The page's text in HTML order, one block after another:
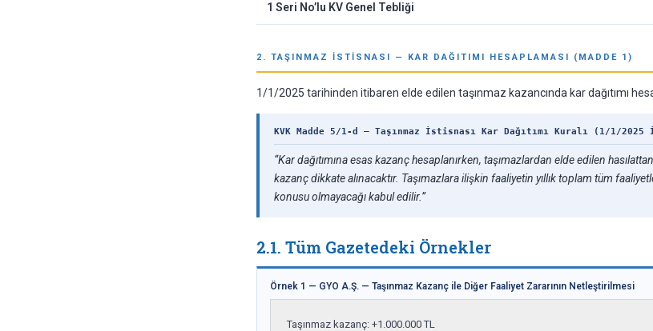
1 Seri No’lu KV Genel Tebliği
2. TAŞINMAZ İSTISNASI — KAR DAĞITIMI HESAPLAMASI (MADDE 1)
1/1/2025 tarihinden itibaren elde edilen taşınmaz kazancında kar dağıtımı
KVK Madde 5/1-d — Taşınmaz İstisnası Kar Dağıtımı Kuralı (1/1/
“Kar dağıtımına esas kazanç hesaplanırken, taşımazlardan elde edilen
kazanç dikkate alınacaktır. Taşımazlara ilişkin faaliyetin yıllık toplam tüm
konusu olmayacağı kabul edilir.”
2.1. Tüm Gazetedeki Örnekler
Örnek 1 — GYO A.Ş. — Taşınmaz Kazanç ile Diğer Faaliyet Zararının Netleştirilmesi
Taşınmaz kazanç: +1.000.000 TL